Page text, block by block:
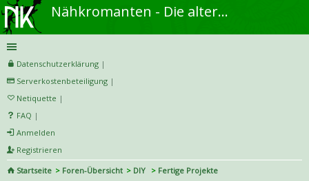
Nähkromanten - Die alternative Näh- und DIY-Community
Datenschutzerklärung |
Serverkostenbeteiligung |
Netiquette |
FAQ |
Anmelden
Registrieren
Startseite
Foren-Übersicht DIY
Fertige Projekte